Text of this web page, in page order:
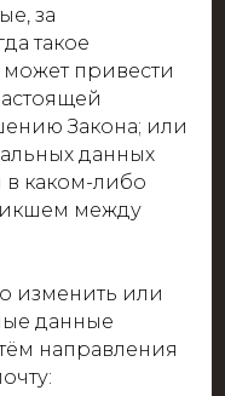
за
такое
привести
Закона; или
данных
в каком-либо
между
изменить или
данные
направления